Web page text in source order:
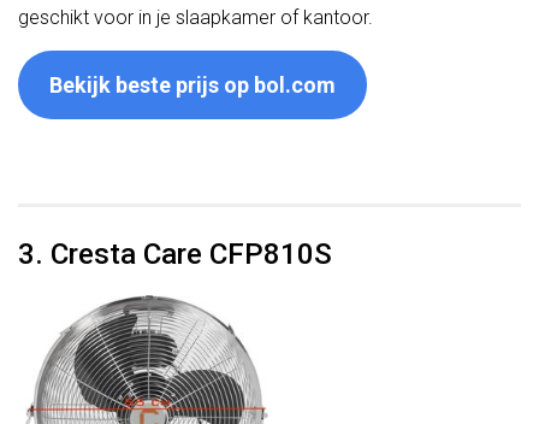
geschikt voor in je slaapkamer of kantoor.
Bekijk beste prijs op bol.com
3. Cresta Care CFP810S